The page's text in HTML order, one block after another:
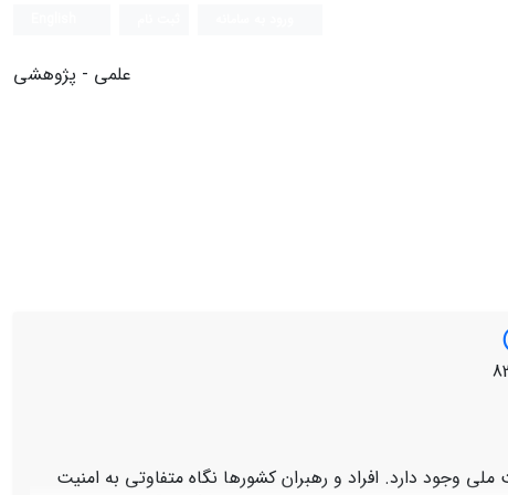
علمی - پژوهشی
ملی وجود دارد. افراد و رهبران کشورها نگاه متفاوتی به امنیت